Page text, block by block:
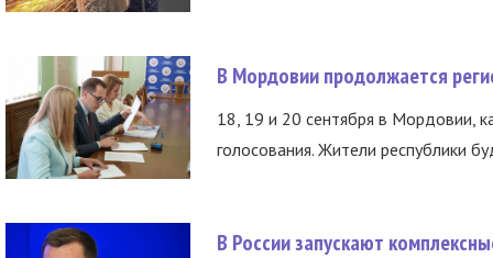
В Мордовии продолжается
18, 19 и 20 сентября в Мордовии,
голосования. Жители республики
В России запускают